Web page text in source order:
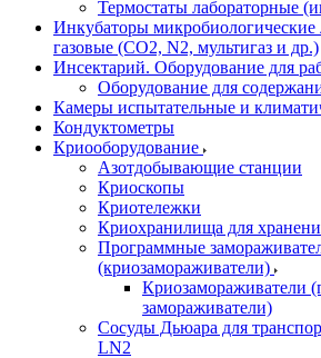
Термостаты лабораторные
Инкубаторы микробиологические
газовые (CO2, N2, мультигаз и др.)
Инсектарий. Оборудование для
Оборудование для
Камеры испытательные и
Кондуктометры
Криооборудование
Азотдобывающие станции
Криоскопы
Криотележки
Криохранилища для
Программные
(криозамораживатели)
Криозамораживатели
замораживатели)
Сосуды Дьюара для
LN2